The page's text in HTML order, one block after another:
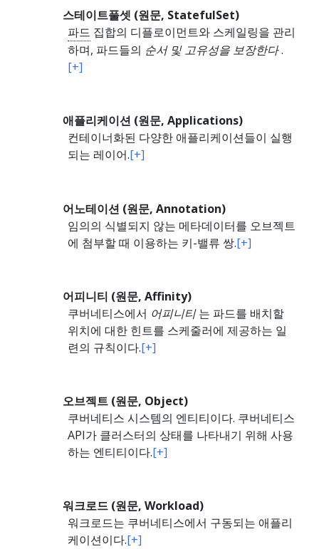
스테이트풀셋 (원문, StatefulSet)
파드 집합의 디플로이먼트와 스케일링을 관리
하며, 파드들의 순서 및 고유성을 보장한다.
[+]
애플리케이션 (원문, Applications)
컨테이너화된 다양한 애플리케이션들이 실행
되는 레이어.[+]
어노테이션 (원문, Annotation)
임의의 식별되지 않는 메타데이터를 오브젝트
에 첨부할 때 이용하는 키-밸류 쌍.[+]
어피니티 (원문, Affinity)
쿠버네티스에서 어피니티는 파드를 배치할
위치에 대한 힌트를 스케줄러에 제공하는 일
련의 규칙이다.[+]
오브젝트 (원문, Object)
쿠버네티스 시스템의 엔티티이다. 쿠버네티스
API가 클러스터의 상태를 나타내기 위해 사용
하는 엔티티이다.[+]
워크로드 (원문, Workload)
워크로드는 쿠버네티스에서 구동되는 애플리
케이션이다.[+]